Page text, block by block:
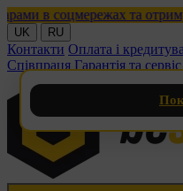
в соцмережах та
UK RU
Контакти Оплата і
Співпраця Гарантія та сервіс